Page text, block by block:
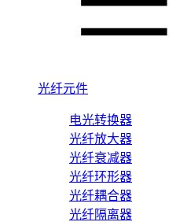
光纤元件
电光转换器
光纤放大器
光纤衰减器
光纤环形器
光纤耦合器
光纤隔离器